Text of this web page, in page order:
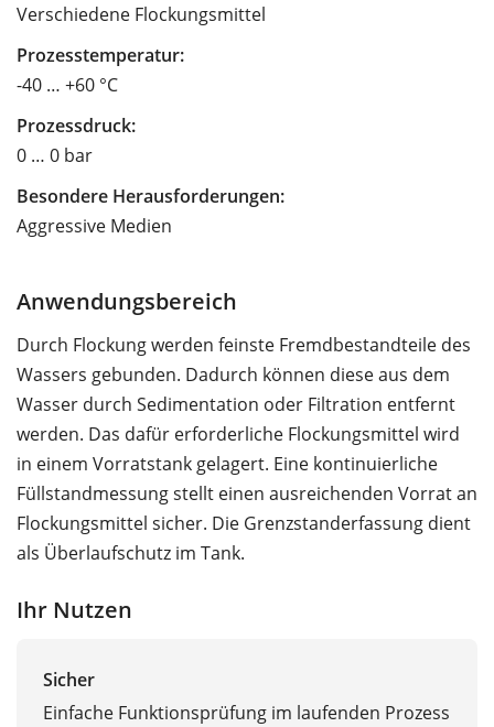
Verschiedene Flockungsmittel
Prozesstemperatur:
-40 … +60 °C
Prozessdruck:
0 … 0 bar
Besondere Herausforderungen:
Aggressive Medien
Anwendungsbereich
Durch Flockung werden feinste Fremdbestandteile des
Wassers gebunden. Dadurch können diese aus dem
Wasser durch Sedimentation oder Filtration entfernt
werden. Das dafür erforderliche Flockungsmittel wird
in einem Vorratstank gelagert. Eine kontinuierliche
Füllstandmessung stellt einen ausreichenden Vorrat an
Flockungsmittel sicher. Die Grenzstanderfassung dient
als Überlaufschutz im Tank.
Ihr Nutzen
Sicher
Einfache Funktionsprüfung im laufenden Prozess